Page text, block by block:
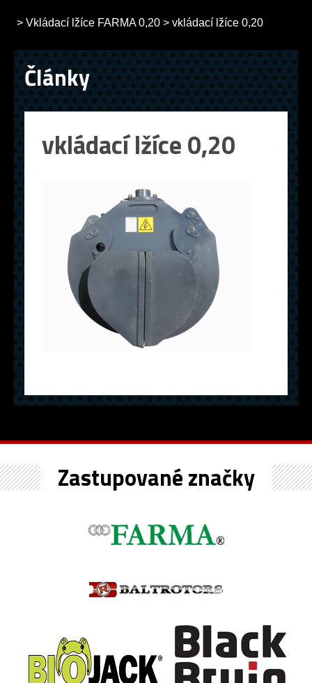
> Vkládací lžíce FARMA 0,20 > vkládací lžíce 0,20
Články
vkládací lžíce 0,20
Zastupované značky